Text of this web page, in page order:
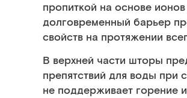
пропиткой на основе
долговременный барьер
свойств на протяжении
В верхней части шторы
препятствий для воды при
не поддерживает горение